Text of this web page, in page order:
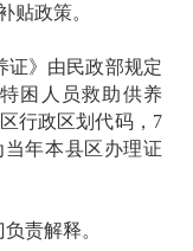
贴政策。
》由民政部规定
困人员救助供养
行政区划代码，7
年本县区办理证
责解释。